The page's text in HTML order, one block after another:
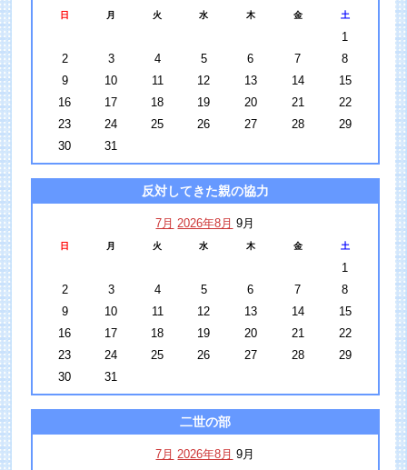
日 月 火 水 木 金 土
1
2
3 4 5 6 7
8
9
10 11 12 13 14
15
16
17 18 19 20 21
22
23
24 25 26 27 28
29
30
31
反対してきた親の協力
7月 2026年8月 9月
日 月 火 水 木 金 土
1
2
3 4 5 6 7
8
9
10 11 12 13 14
15
16
17 18 19 20 21
22
23
24 25 26 27 28
29
30
31
二世の部
7月 2026年8月 9月